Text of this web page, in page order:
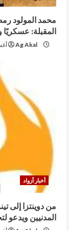
محمد المولود
المقبلة: عسكريًا
Ag Akal
أخبار أزواد
من دوينتزا إلى
المدنيين ويدعو